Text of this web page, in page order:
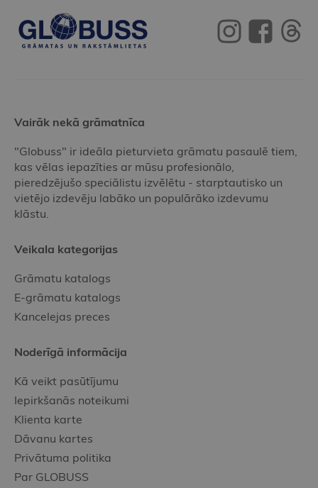
Vairāk nekā grāmatnīca
"Globuss" ir ideāla pieturvieta grāmatu pasaulē tiem,
kas vēlas iepazīties ar mūsu profesionālo,
pieredzējušo speciālistu izvēlētu - starptautisko un
vietējo izdevēju labāko un populārāko izdevumu
klāstu.
Veikala kategorijas
Grāmatu katalogs
E-grāmatu katalogs
Kancelejas preces
Noderīgā informācija
Kā veikt pasūtījumu
Iepirkšanās noteikumi
Klienta karte
Dāvanu kartes
Privātuma politika
Par GLOBUSS